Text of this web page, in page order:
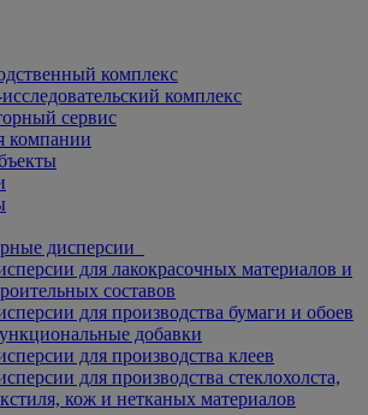
комплекс
комплекс
сервис
компании
дисперсии
для лакокрасочных материалов и
составов
для производства бумаги и обоев
добавки
для производства клеев
для производства стеклохолста,
кож и нетканых материалов